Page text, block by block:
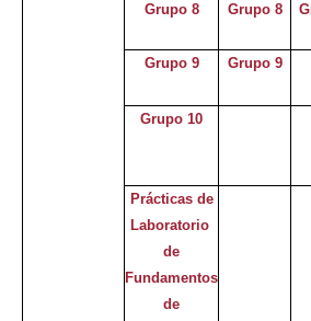
Grupo 8
Grupo 8
Grupo 9
Grupo 9
Grupo 10
Prácticas de
Laboratorio
de
Fundamentos
de